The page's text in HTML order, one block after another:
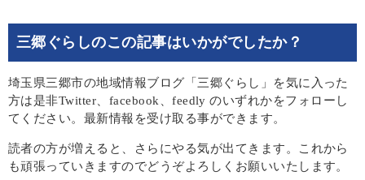
三郷ぐらしのこの記事はいかがでしたか？
埼玉県三郷市の地域情報ブログ「三郷ぐらし」を気に入った
方は是非Twitter、facebook、feedly のいずれかをフォローし
てください。最新情報を受け取る事ができます。
読者の方が増えると、さらにやる気が出てきます。これから
も頑張っていきますのでどうぞよろしくお願いいたします。